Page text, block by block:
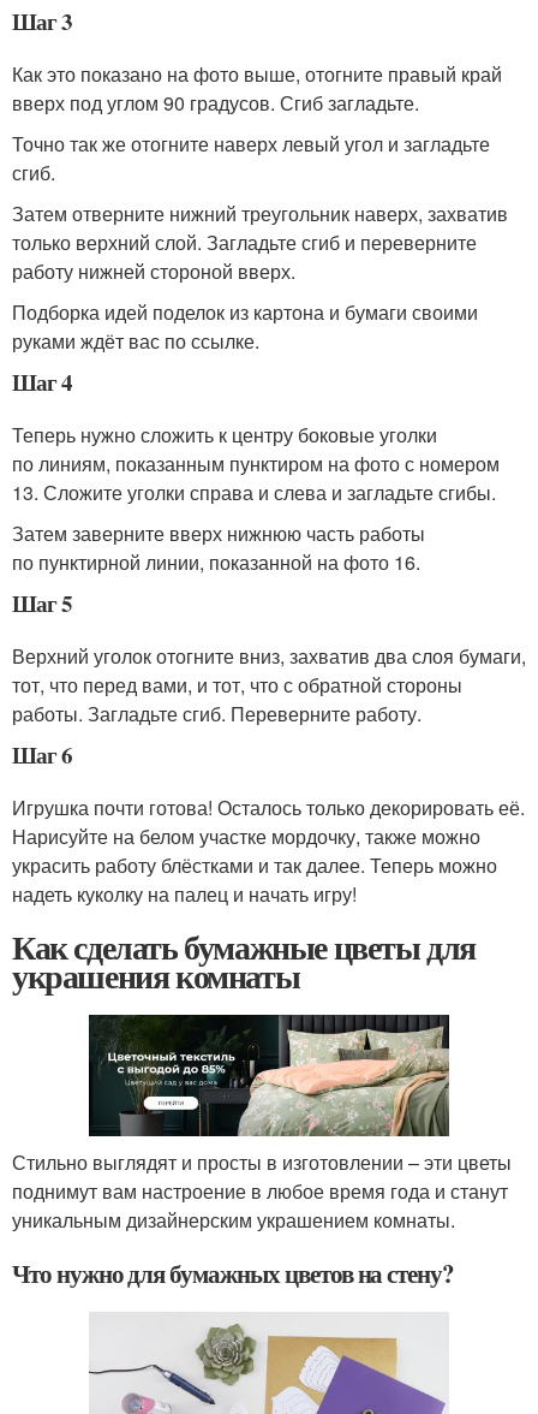
Шаг 3
Как это показано на фото выше, отогните правый край
вверх под углом 90 градусов. Сгиб загладьте.
Точно так же отогните наверх левый угол и загладьте
сгиб.
Затем отверните нижний треугольник наверх, захватив
только верхний слой. Загладьте сгиб и переверните
работу нижней стороной вверх.
Подборка идей поделок из картона и бумаги своими
руками ждёт вас по ссылке.
Шаг 4
Теперь нужно сложить к центру боковые уголки
по линиям, показанным пунктиром на фото с номером
13. Сложите уголки справа и слева и загладьте сгибы.
Затем заверните вверх нижнюю часть работы
по пунктирной линии, показанной на фото 16.
Шаг 5
Верхний уголок отогните вниз, захватив два слоя бумаги,
тот, что перед вами, и тот, что с обратной стороны
работы. Загладьте сгиб. Переверните работу.
Шаг 6
Игрушка почти готова! Осталось только декорировать её.
Нарисуйте на белом участке мордочку, также можно
украсить работу блёстками и так далее. Теперь можно
надеть куколку на палец и начать игру!
Как сделать бумажные цветы для
украшения комнаты
Стильно выглядят и просты в изготовлении – эти цветы
поднимут вам настроение в любое время года и станут
уникальным дизайнерским украшением комнаты.
Что нужно для бумажных цветов на стену?